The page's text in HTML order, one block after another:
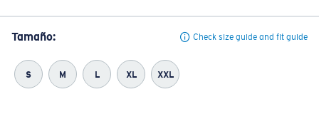
Tamaño: Check size guide and fit guide
S M L XL XXL